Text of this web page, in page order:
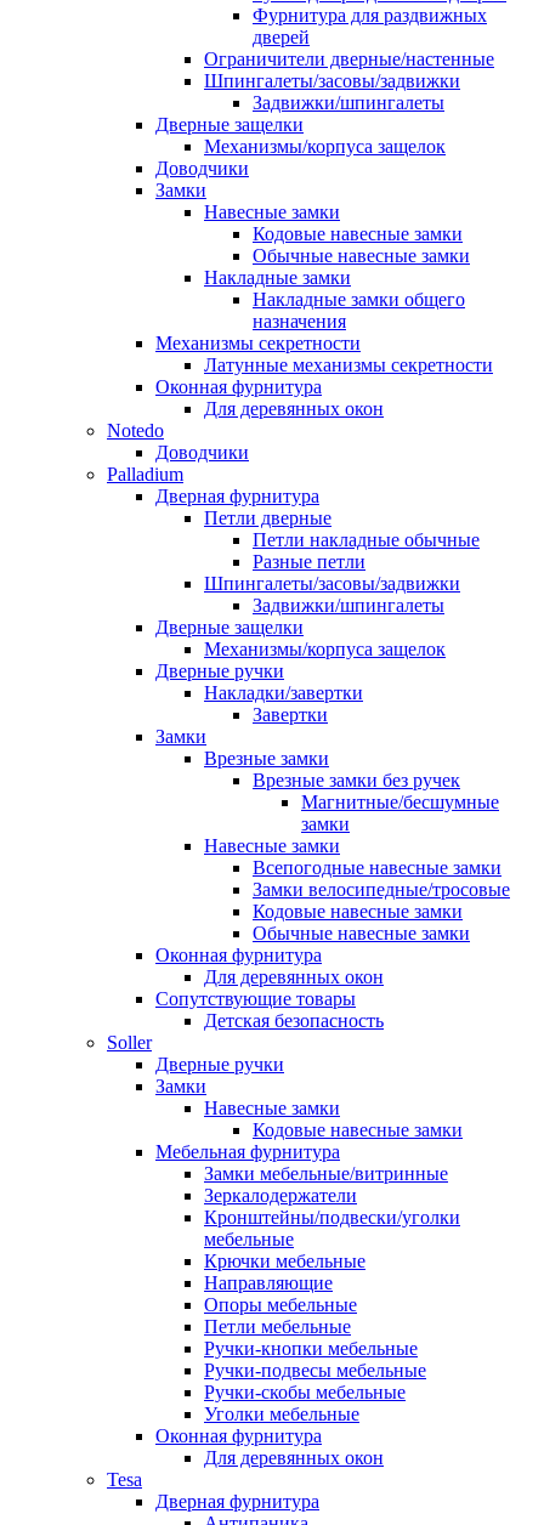
Фурнитура для раздвижных
дверей
Ограничители дверные/настенные
Шпингалеты/засовы/задвижки
Задвижки/шпингалеты
Дверные защелки
Механизмы/корпуса защелок
Доводчики
Замки
Навесные замки
Кодовые навесные замки
Обычные навесные замки
Накладные замки
Накладные замки общего
назначения
Механизмы секретности
Латунные механизмы секретности
Оконная фурнитура
Для деревянных окон
Notedo
Доводчики
Palladium
Дверная фурнитура
Петли дверные
Петли накладные обычные
Разные петли
Шпингалеты/засовы/задвижки
Задвижки/шпингалеты
Дверные защелки
Механизмы/корпуса защелок
Дверные ручки
Накладки/завертки
Завертки
Замки
Врезные замки
Врезные замки без ручек
Магнитные/бесшумные
замки
Навесные замки
Всепогодные навесные замки
Замки велосипедные/тросовые
Кодовые навесные замки
Обычные навесные замки
Оконная фурнитура
Для деревянных окон
Сопутствующие товары
Детская безопасность
Soller
Дверные ручки
Замки
Навесные замки
Кодовые навесные замки
Мебельная фурнитура
Замки мебельные/витринные
Зеркалодержатели
Кронштейны/подвески/уголки
мебельные
Крючки мебельные
Направляющие
Опоры мебельные
Петли мебельные
Ручки-кнопки мебельные
Ручки-подвесы мебельные
Ручки-скобы мебельные
Уголки мебельные
Оконная фурнитура
Для деревянных окон
Tesa
Дверная фурнитура